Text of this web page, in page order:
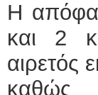
Η
και 2
αιρετός
καθώς